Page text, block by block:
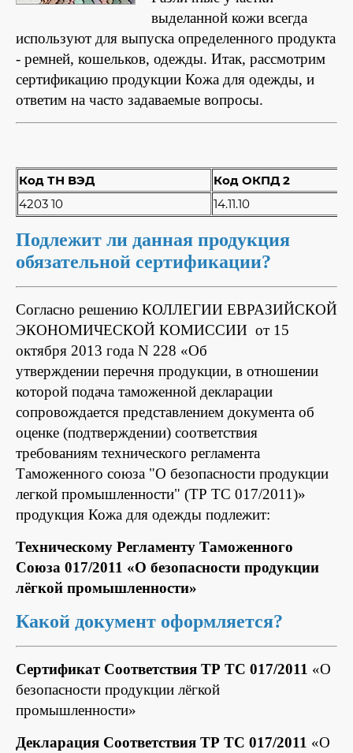
выделанной кожи всегда
используют для выпуска определенного продукта
- ремней, кошельков, одежды. Итак, рассмотрим
сертификацию продукции Кожа для одежды, и
ответим на часто задаваемые вопросы.
Код ТН ВЭД
Код ОКПД 2
4203 10
14.11.10
Подлежит ли данная продукция
обязательной сертификации?
Согласно решению КОЛЛЕГИИ ЕВРАЗИЙСКОЙ
ЭКОНОМИЧЕСКОЙ КОМИССИИ от 15
октября 2013 года N 228 «Об
утверждении перечня продукции, в отношении
которой подача таможенной декларации
сопровождается представлением документа об
оценке (подтверждении) соответствия
требованиям технического регламента
Таможенного союза "О безопасности продукции
легкой промышленности" (ТР ТС 017/2011)»
продукция Кожа для одежды подлежит:
Техническому Регламенту Таможенного
Союза 017/2011 «О безопасности продукции
лёгкой промышленности»
Какой документ оформляется?
Сертификат Соответствия ТР ТС 017/2011 «О
безопасности продукции лёгкой
промышленности»
Декларация Соответствия ТР ТС 017/2011 «О